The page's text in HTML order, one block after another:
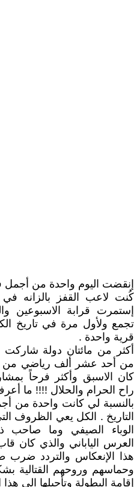
إنقضت اليوم واحدة من أجمل
كُنت لاعب القفز بالزانه في
إستمرت قرابة الاسبوعين
تجمع ولأول مرة في تاريخ
قرية واحدة .
أكثر من مائتان دولة شاركت
من أحد عشر ألف رياضي من
كان الاسبق وأكثر فرحاً
راح الحرام والحلال !!!! ما
بالنسبة لي كانت واحدة من
التاريخ . الكل يعي الظروف
الوباء الصيفي وما صاحب
العرس الياباني والذي كان
هذا الإنعكاس والتردد ضرب
وحماسهم وروحهم القتالية
إقامة البطولة وتأجيلها الى